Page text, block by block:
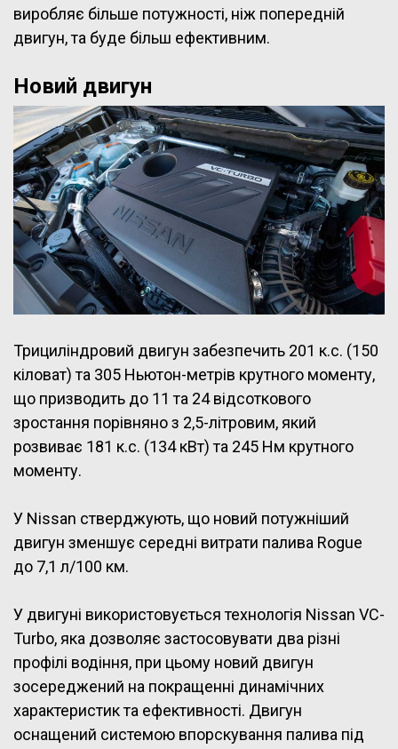
виробляє більше потужності, ніж попередній
двигун, та буде більш ефективним.
Новий двигун
Трициліндровий двигун забезпечить 201 к.с. (150
кіловат) та 305 Ньютон-метрів крутного моменту,
що призводить до 11 та 24 відсоткового
зростання порівняно з 2,5-літровим, який
розвиває 181 к.с. (134 кВт) та 245 Нм крутного
моменту.
У Nissan стверджують, що новий потужніший
двигун зменшує середні витрати палива Rogue
до 7,1 л/100 км.
У двигуні використовується технологія Nissan VC-
Turbo, яка дозволяє застосовувати два різні
профілі водіння, при цьому новий двигун
зосереджений на покращенні динамічних
характеристик та ефективності. Двигун
оснащений системою впорскування палива під